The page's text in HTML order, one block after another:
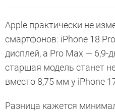
Apple практически не
смартфонов: iPhone 18
дисплей, а Pro Max —
старшая модель станет
вместо 8,75 мм у iPhone
Разница кажется